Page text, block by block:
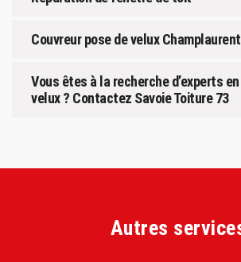
Couvreur pose de velux Champlaurent
Vous êtes à la recherche d’experts
velux ? Contactez Savoie Toiture 73
Autres